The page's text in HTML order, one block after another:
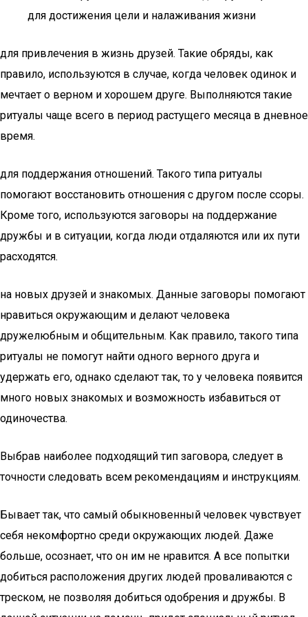
для достижения цели и налаживания жизни
для привлечения в жизнь друзей. Такие обряды, как
правило, используются в случае, когда человек одинок и
мечтает о верном и хорошем друге. Выполняются такие
ритуалы чаще всего в период растущего месяца в дневное
время.
для поддержания отношений. Такого типа ритуалы
помогают восстановить отношения с другом после ссоры.
Кроме того, используются заговоры на поддержание
дружбы и в ситуации, когда люди отдаляются или их пути
расходятся.
на новых друзей и знакомых. Данные заговоры помогают
нравиться окружающим и делают человека
дружелюбным и общительным. Как правило, такого типа
ритуалы не помогут найти одного верного друга и
удержать его, однако сделают так, то у человека появится
много новых знакомых и возможность избавиться от
одиночества.
Выбрав наиболее подходящий тип заговора, следует в
точности следовать всем рекомендациям и инструкциям.
Бывает так, что самый обыкновенный человек чувствует
себя некомфортно среди окружающих людей. Даже
больше, осознает, что он им не нравится. А все попытки
добиться расположения других людей проваливаются с
треском, не позволяя добиться одобрения и дружбы. В